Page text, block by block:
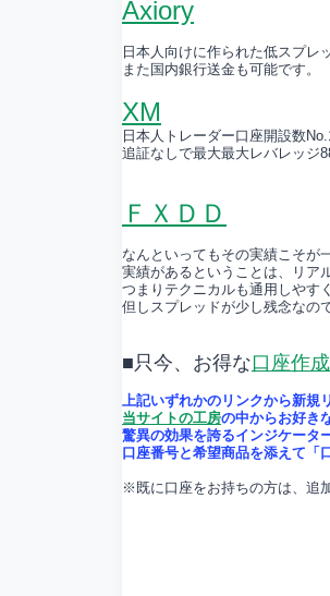
Axiory
日本人向けに作られた低スプレ
また国内銀行送金も可能です。
XM
日本人トレーダー口座開設数
追証なしで最大最大レバレッジ
ＦＸＤＤ
なんといってもその実績こそが
実績があるということは、リア
つまりテクニカルも通用しやす
但しスプレッドが少し残念なの
■只今、お得な口座作
上記いずれかのリンクから新規
当サイトの工房の中からお好き
驚異の効果を誇るインジケータ
口座番号と希望商品を添えて「
※既に口座をお持ちの方は、追